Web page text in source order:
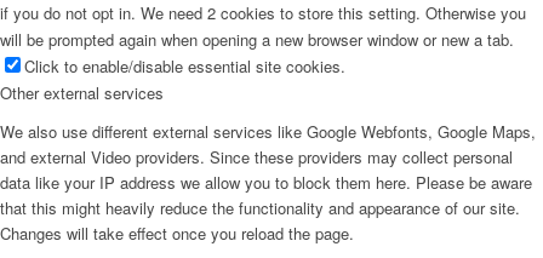
if you do not opt in. We need 2 cookies to store this setting. Otherwise you
will be prompted again when opening a new browser window or new a tab.
Click to enable/disable essential site cookies.
Other external services
We also use different external services like Google Webfonts, Google Maps,
and external Video providers. Since these providers may collect personal
data like your IP address we allow you to block them here. Please be aware
that this might heavily reduce the functionality and appearance of our site.
Changes will take effect once you reload the page.